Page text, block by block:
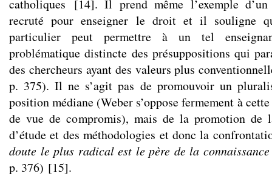
catholiques [14]. Il prend même l’exemple
recruté pour enseigner le droit et il souligne
particulier peut permettre à un tel
problématique distincte des présuppositions qui
des chercheurs ayant des valeurs plus
p. 375). Il ne s’agit pas de promouvoir un
position médiane (Weber s’oppose fermement à
de vue de compromis), mais de la promotion de
d’étude et des méthodologies et donc la
doute le plus radical est le père de la connaissance
p. 376) [15].